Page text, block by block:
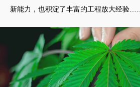
新能力，也积淀了丰富的工程放大经验……